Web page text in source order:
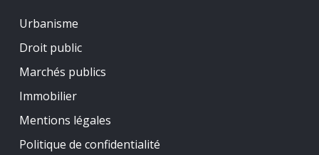
Urbanisme
Droit public
Marchés publics
Immobilier
Mentions légales
Politique de confidentialité